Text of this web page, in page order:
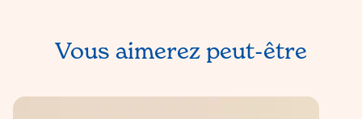
Vous aimerez peut-être